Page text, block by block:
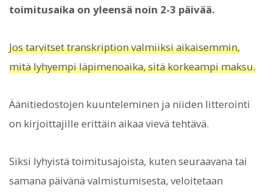
toimitusaika on yleensä noin 2-3 päivää.
Jos tarvitset transkription valmiiksi aikaisemmin,
mitä lyhyempi läpimenoaika, sitä korkeampi maksu.
Äänitiedostojen kuunteleminen ja niiden litterointi
on kirjoittajille erittäin aikaa vievä tehtävä.
Siksi lyhyistä toimitusajoista, kuten seuraavana tai
samana päivänä valmistumisesta, veloitetaan